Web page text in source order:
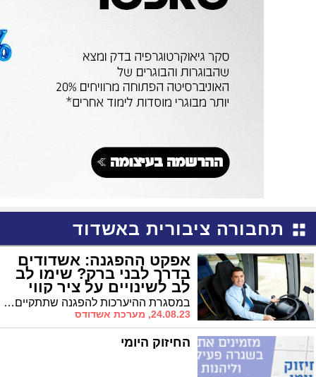
תחבורה ציבורית באשדוד
אפקט ההפגנה: אשדודים
בדרך לבני ברק? שימו לב
לב לשינויים על ציר קווי
התח"צ במסגרת ההיערכות להפגנה שתתקיים היום בפאתי בני ברק, מפרסם משרד התחבורה על שינויי הלו"ז בקווי התחבורה הציבורית ליממה הקרובה, בכללם בקווי אשדוד-בני ברק
24.08.23, מערכת אשדודס
החיזוק היומי